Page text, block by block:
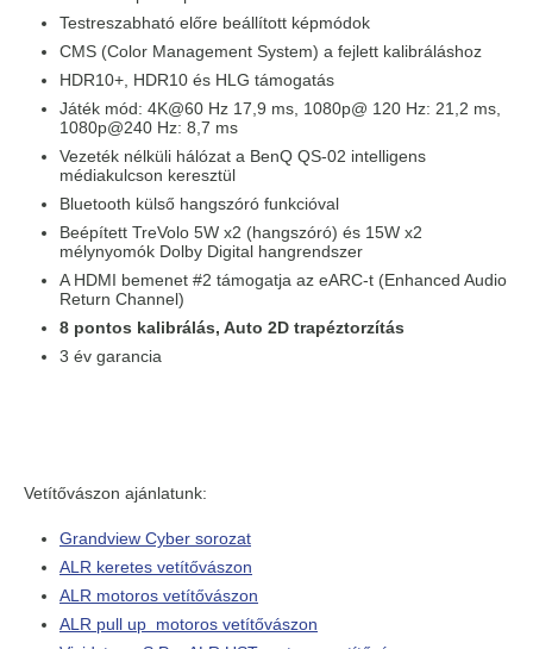
Testreszabható előre beállított képmódok
CMS (Color Management System) a fejlett kalibráláshoz
HDR10+, HDR10 és HLG támogatás
Játék mód: 4K@60 Hz 17,9 ms, 1080p@ 120 Hz: 21,2 ms,
1080p@240 Hz: 8,7 ms
Vezeték nélküli hálózat a BenQ QS-02 intelligens
médiakulcson keresztül
Bluetooth külső hangszóró funkcióval
Beépített TreVolo 5W x2 (hangszóró) és 15W x2
mélynyomók ​​Dolby Digital hangrendszer
A HDMI bemenet #2 támogatja az eARC-t (Enhanced Audio
Return Channel)
8 pontos kalibrálás, Auto 2D trapéztorzítás
3 év garancia
Vetítővászon ajánlatunk:
Grandview Cyber sorozat
ALR keretes vetítővászon
ALR motoros vetítővászon
ALR pull up motoros vetítővászon